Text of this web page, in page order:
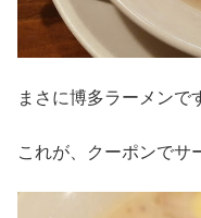
まさに博多ラーメンで
これが、クーポンでサ